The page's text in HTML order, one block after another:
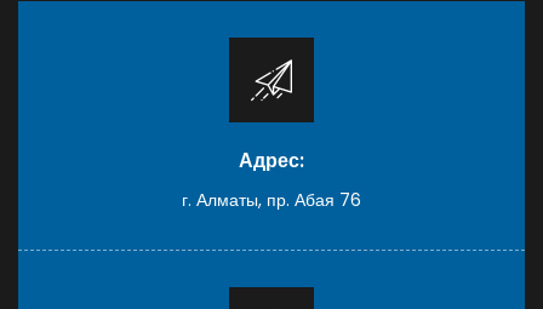
Адрес:
г. Алматы, пр. Абая 76